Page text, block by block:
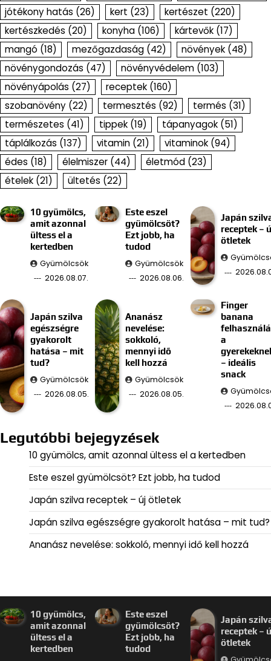
jótékony hatás (26) kert (23) kertészet (220)
kertészkedés (20) konyha (106) kártevők (17)
mangó (18) mezőgazdaság (42) növények (48)
növénygondozás (47) növényvédelem (103)
növényápolás (27) receptek (160)
szobanövény (22) termesztés (92) termés (31)
természetes (41) tippek (19) tápanyagok (51)
táplálkozás (137) vitamin (21) vitaminok (94)
édes (18) élelmiszer (44) életmód (23)
ételek (21) ültetés (22)
10 gyümölcs,
amit azonnal
ültess el a
kertedben
Gyümölcsök
2026.08.07.
Este eszel
gyümölcsöt?
Ezt jobb, ha
tudod
Gyümölcsök
2026.08.06.
Japán
receptek –
ötletek
Japán szilva
egészségre
gyakorolt
hatása – mit
tud?
Gyümölcsök
2026.08.05.
Ananász
nevelése:
sokkoló,
mennyi idő
kell hozzá
Gyümölcsök
2026.08.05.
Finger
banana
a
– ideális
snack
Legutóbbi bejegyzések
10 gyümölcs, amit azonnal ültess el a kertedben
Este eszel gyümölcsöt? Ezt jobb, ha tudod
Japán szilva receptek – új ötletek
Japán szilva egészségre gyakorolt hatása – mit tud?
Ananász nevelése: sokkoló, mennyi idő kell hozzá
10 gyümölcs,
amit azonnal
ültess el a
kertedben
Este eszel
gyümölcsöt?
Ezt jobb, ha
tudod
Japán
receptek –
ötletek